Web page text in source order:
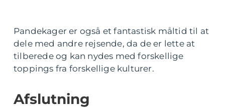
Pandekager er også et fantastisk måltid til at
dele med andre rejsende, da de er lette at
tilberede og kan nydes med forskellige
toppings fra forskellige kulturer.
Afslutning